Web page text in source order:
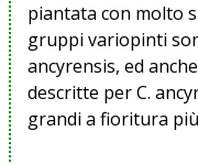
piantata con molto
gruppi variopinti
ancyrensis, ed
descritte per C.
grandi a fioritura